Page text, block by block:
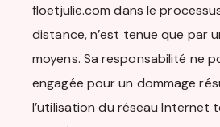
floetjulie.com dans le
distance, n’est tenue que par
moyens. Sa responsabilité ne
engagée pour un dommage
l’utilisation du réseau Internet